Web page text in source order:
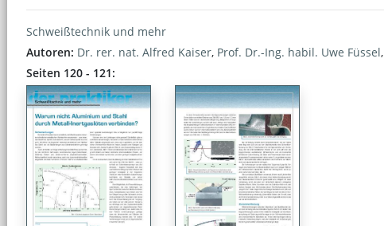
Schweißtechnik und mehr
Autoren: Dr. rer. nat. Alfred Kaiser, Prof. Dr.-Ing. habil. Uwe Füssel,
Seiten 120 - 121: